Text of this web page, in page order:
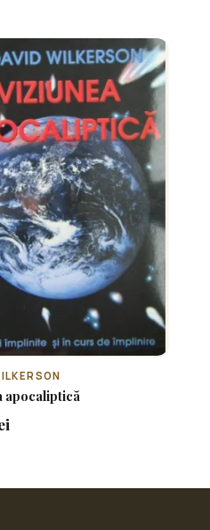
apocaliptică